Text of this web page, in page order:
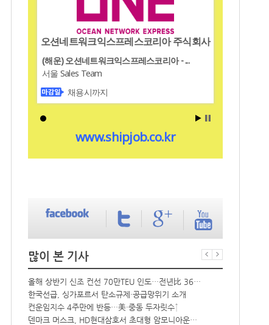
많이 본 기사
올해 상반기 신조 컨선 70만TEU 인도…전년比 36% 감소
한국선급, 싱가포르서 탄소규제·공급망위기 소개
컨운임지수 4주만에 반등…美·중동 두자릿수↑
덴마크 머스크, HD현대삼호서 초대형 암모니아운반선 인도받아